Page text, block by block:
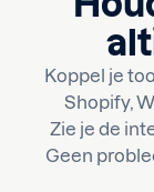
Koppel je
Shopify,
Zie je de
Geen